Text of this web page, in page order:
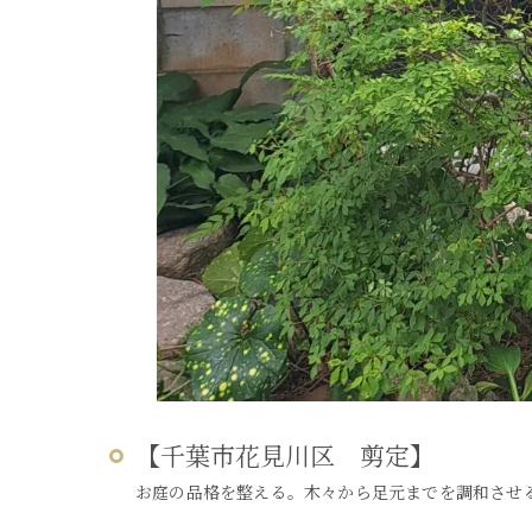
【千葉市花見川区 剪定】
お庭の品格を整える。木々から足元までを調和させ